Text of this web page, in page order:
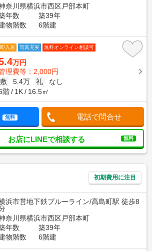
奈川県横浜市西区戸部本町
年数
築39年
物階数
6階建
即入居 写真充実 無料オンライン相談可
万円
理費等：2,000円
敷
5.4万 礼
なし
階
1K 16.5㎡
無料 電話で問合せ
お店にLINEで相談する 無料
初期費用に注目
浜市営地下鉄ブルーライン/高島町駅 徒歩8
奈川県横浜市西区戸部本町
年数
築39年
物階数
6階建